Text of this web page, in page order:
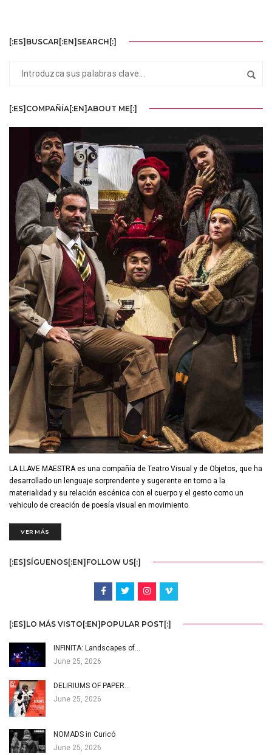
[:ES]BUSCAR[:EN]SEARCH[:]
[:ES]COMPAÑÍA[:EN]ABOUT ME[:]
LA LLAVE MAESTRA es una compañía de Teatro Visual y de Objetos, que ha
desarrollado un lenguaje sorprendente y sugerente en torno a la
materialidad y su relación escénica con el cuerpo y el gesto como un
vehiculo de creación de poesía visual en movimiento.
VER MÁS
[:ES]SÍGUENOS[:EN]FOLLOW US[:]
[:ES]LO MÁS VISTO[:EN]POPULAR POST[:]
INFINITA: Landscapes of…
June 25, 2026
DELIRIUMS OF PAPER…
June 25, 2026
NOMADS in Curicó
June 25, 2026